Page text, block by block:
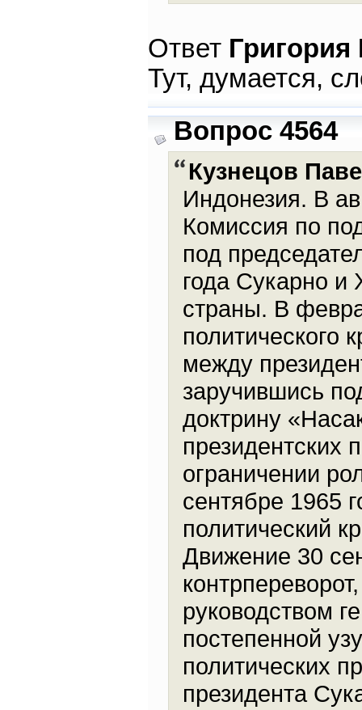
Ответ
Тут, думается,
Вопрос 4564
Кузнецов
Индонезия. В
Комиссия по
под
года Сукарно и
страны. В
политического
между
заручившись
доктрину
президентских
ограничении
сентябре 1965
политический
Движение 30
руководством
постепенной
политических
президента